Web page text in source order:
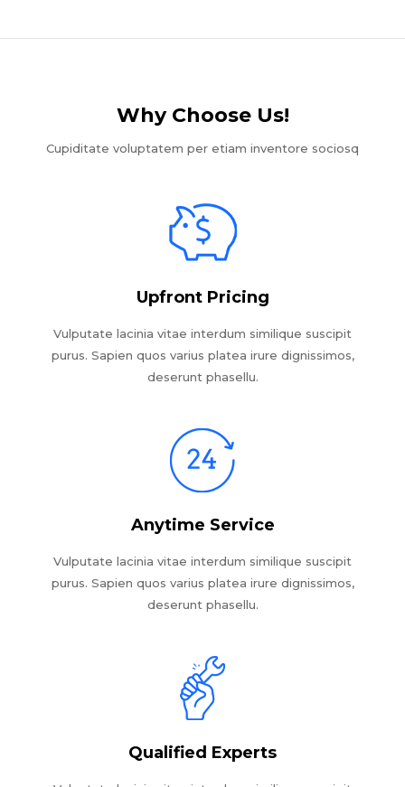
Why Choose Us!​
Cupiditate voluptatem per etiam inventore sociosq
Upfront Pricing
Vulputate lacinia vitae interdum similique suscipit
purus. Sapien quos varius platea irure dignissimos,
deserunt phasellu.
Anytime Service
Vulputate lacinia vitae interdum similique suscipit
purus. Sapien quos varius platea irure dignissimos,
deserunt phasellu.
Qualified Experts